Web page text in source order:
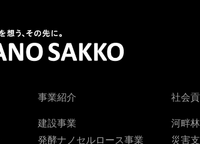
事業紹介
建設事業
発酵ナノセルロース事業
社会
河畔
災害